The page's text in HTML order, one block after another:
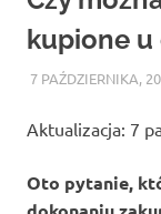
kupione u
7 PAŹDZIERNIKA,
Aktualizacja: 7
Oto pytanie,